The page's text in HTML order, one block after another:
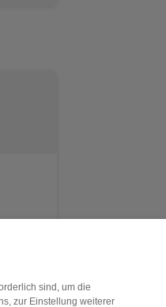
sind, um die
zur Einstellung weiterer